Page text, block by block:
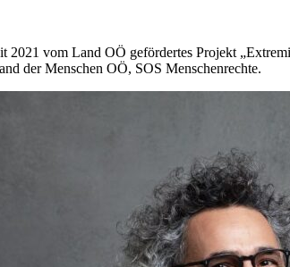
2021 vom Land OÖ gefördertes Projekt
der Menschen OÖ, SOS Menschenrechte.